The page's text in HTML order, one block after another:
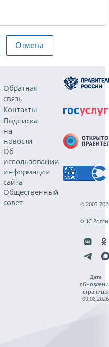
Отмена
Обратная
связь
Контакты
Подписка
на
новости
Об
использовании
информации
сайта
Общественный
совет
© 2005-
ФНС
Дата
страницы
09.08.2026